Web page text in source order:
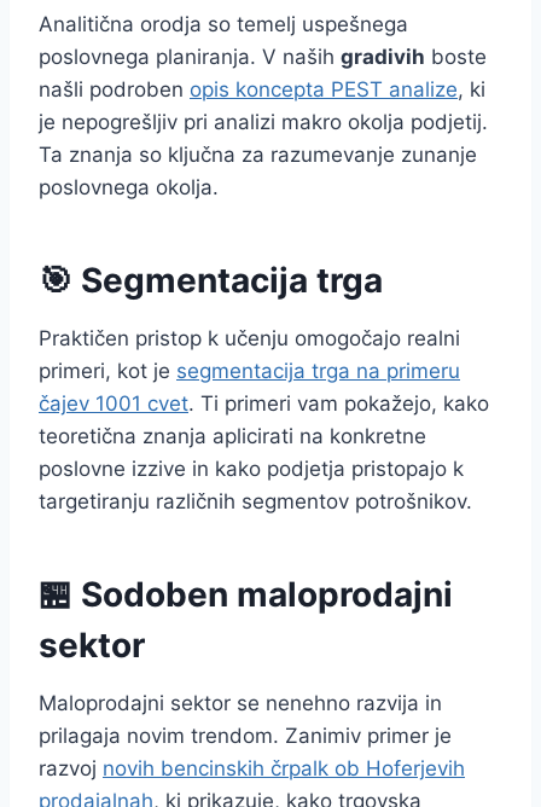
Analitična orodja so temelj uspešnega
poslovnega planiranja. V naših gradivih boste
našli podroben opis koncepta PEST analize, ki
je nepogrešljiv pri analizi makro okolja podjetij.
Ta znanja so ključna za razumevanje zunanje
poslovnega okolja.
🎯 Segmentacija trga
Praktičen pristop k učenju omogočajo realni
primeri, kot je segmentacija trga na primeru
čajev 1001 cvet. Ti primeri vam pokažejo, kako
teoretična znanja aplicirati na konkretne
poslovne izzive in kako podjetja pristopajo k
targetiranju različnih segmentov potrošnikov.
🏪 Sodoben maloprodajni
sektor
Maloprodajni sektor se nenehno razvija in
prilagaja novim trendom. Zanimiv primer je
razvoj novih bencinskih črpalk ob Hoferjevih
prodajalnah, ki prikazuje, kako trgovska